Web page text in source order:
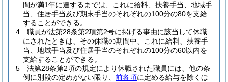
間が満1年に達するまでは、これに給料、扶養手当、地域手
当、住居手当及び期末手当のそれぞれの100分の80を支給
することができる。
4
職員が法第28条第2項第2号に掲げる事由に該当して休職
にされたときは、その休職の期間中、これに給料、扶養手
当、地域手当及び住居手当のそれぞれの100分の60以内を
支給することができる。
5
法第28条第2項の規定により休職された職員には、他の条
例に別段の定めがない限り、 前各項に定める給与を除くほ